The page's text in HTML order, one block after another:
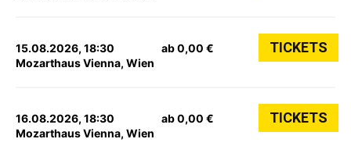
15.08.2026, 18:30
Mozarthaus Vienna, Wien
ab 0,00 € TICKETS
16.08.2026, 18:30
Mozarthaus Vienna, Wien
ab 0,00 € TICKETS